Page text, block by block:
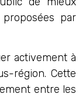
par
activement à
région. Cette
entre les